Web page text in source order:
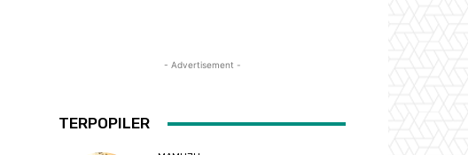
- Advertisement -
TERPOPILER